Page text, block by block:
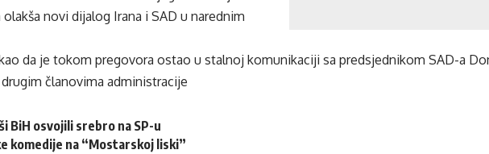
novi dijalog Irana i SAD u narednim
da je tokom pregovora ostao u stalnoj komunikaciji sa predsjednikom SAD-a
članovima administracije
BiH osvojili srebro na SP-u
komedije na “Mostarskoj liski”